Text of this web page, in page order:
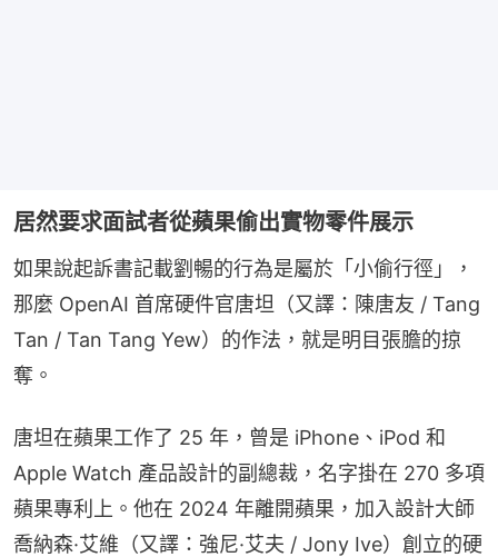
居然要求面試者從蘋果偷出實物零件展示
如果說起訴書記載劉暢的行為是屬於「小偷行徑」，
那麼 OpenAI 首席硬件官唐坦（又譯：陳唐友 / Tang
Tan / Tan Tang Yew）的作法，就是明目張膽的掠
奪。
唐坦在蘋果工作了 25 年，曾是 iPhone、iPod 和
Apple Watch 產品設計的副總裁，名字掛在 270 多項
蘋果專利上。他在 2024 年離開蘋果，加入設計大師
喬納森·艾維（又譯：強尼·艾夫 / Jony Ive）創立的硬